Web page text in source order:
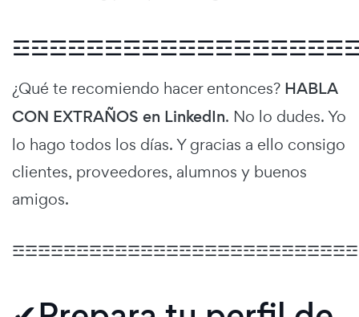
¿Qué te recomiendo hacer entonces? HABLA
CON EXTRAÑOS en LinkedIn. No lo dudes. Yo
lo hago todos los días. Y gracias a ello consigo
clientes, proveedores, alumnos y buenos
amigos.